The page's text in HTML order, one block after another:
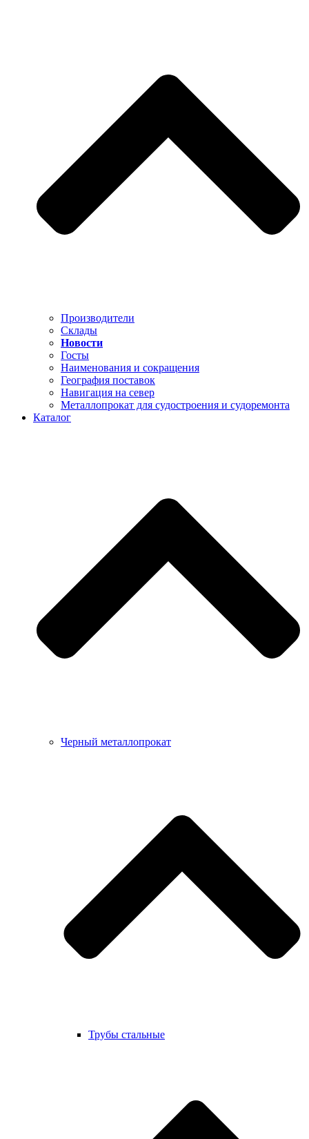
Производители
Склады
Новости
Госты
Наименования и сокращения
География поставок
Навигация на север
Металлопрокат для судостроения и судоремонта
Каталог
Черный металлопрокат
Трубы стальные